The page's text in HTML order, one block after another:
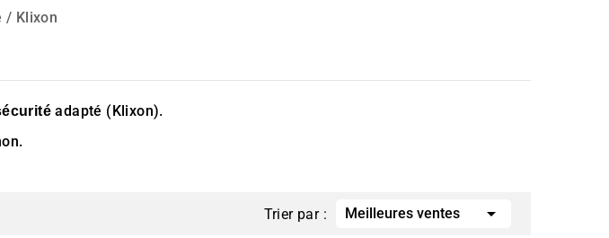
/ Klixon
adapté (Klixon).
Trier par : Meilleures ventes 